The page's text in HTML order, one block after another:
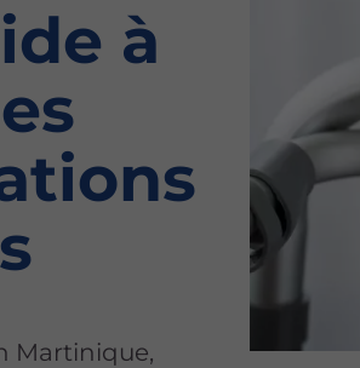
à
Martinique,